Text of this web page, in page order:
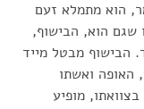
הוא מתמלא זעם
שגם הוא, הבישוף,
הבישוף מבטל מייד
האופה ואשתו
מופיע